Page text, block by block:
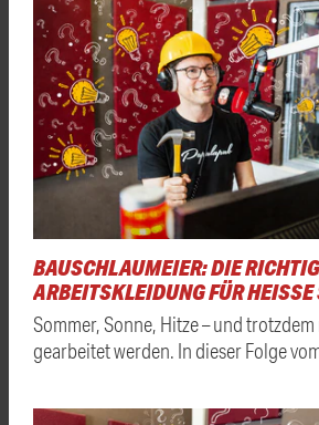
BAUSCHLAUMEIER: DIE
ARBEITSKLEIDUNG FÜR HEISSE
Sommer, Sonne, Hitze – und
gearbeitet werden. In dieser Folge